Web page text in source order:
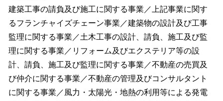
建築工事の請負及び施工に関する事業／上記事業に関す
るフランチャイズチェーン事業／建築物の設計及び工事
監理に関する事業／土木工事の設計、請負、施工及び監
理に関する事業／リフォーム及びエクステリア等の設
計、請負、施工及び監理に関する事業／不動産の売買及
び仲介に関する事業／不動産の管理及びコンサルタント
に関する事業／風力・太陽光・地熱の利用等による発電